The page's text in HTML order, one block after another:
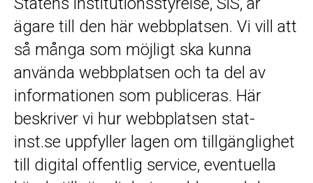
ägare till den här webbplatsen. Vi vill att
så många som möjligt ska kunna
använda webbplatsen och ta del av
informationen som publiceras. Här
beskriver vi hur webbplatsen stat-
inst.se uppfyller lagen om tillgänglighet
till digital offentlig service, eventuella